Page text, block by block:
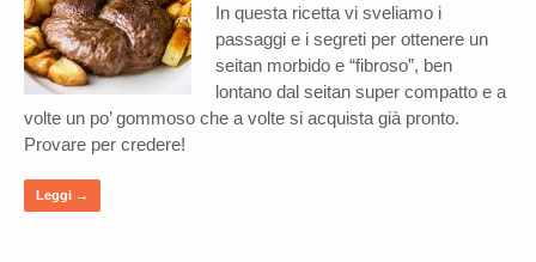
In questa ricetta vi sveliamo i
passaggi e i segreti per ottenere un
seitan morbido e “fibroso”, ben
lontano dal seitan super compatto e a
volte un po’ gommoso che a volte si acquista già pronto.
Provare per credere!
Leggi →